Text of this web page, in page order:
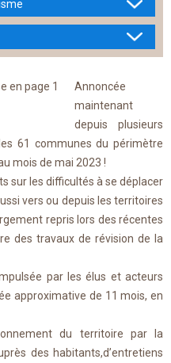
Annoncée
maintenant
depuis plusieurs
61 communes du périmètre
mois de mai 2023 !
sur les difficultés à se déplacer
vers ou depuis les territoires
repris lors des récentes
des travaux de révision de la
par les élus et acteurs
approximative de 11 mois, en
du territoire par la
des habitants,d’entretiens